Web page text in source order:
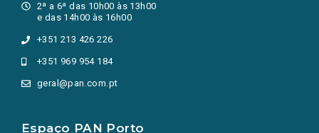
2ª a 6ª das 10h00 às 13h00
e das 14h00 às 16h00
+351 213 426 226
+351 969 954 184
geral@pan.com.pt
Espaço PAN Porto